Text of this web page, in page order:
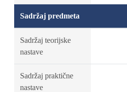
Sadržaj predmeta
Sadržaj teorijske
nastave
Sadržaj praktične
nastave